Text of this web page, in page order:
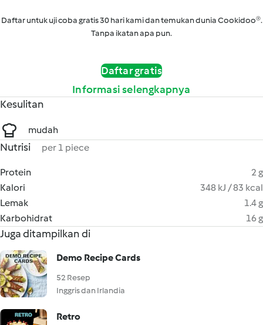
Daftar untuk uji coba gratis 30 hari kami dan temukan dunia Cookidoo®.
Tanpa ikatan apa pun.
Daftar gratis
Informasi selengkapnya
Kesulitan
mudah
Nutrisi per 1 piece
Protein
2 g
Kalori
348 kJ / 83 kcal
Lemak
1.4 g
Karbohidrat
16 g
Juga ditampilkan di
Demo Recipe Cards
52 Resep
Inggris dan Irlandia
Retro